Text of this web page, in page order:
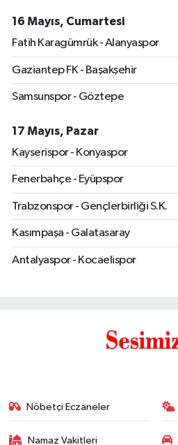
16 Mayıs, Cumartesi
Fatih Karagümrük - Alanyaspor
Gaziantep FK - Başakşehir
Samsunspor - Göztepe
17 Mayıs, Pazar
Kayserispor - Konyaspor
Fenerbahçe - Eyüpspor
Trabzonspor - Gençlerbirliği S.K.
Kasımpaşa - Galatasaray
Antalyaspor - Kocaelispor
Nöbetçi Eczaneler
Namaz Vakitleri